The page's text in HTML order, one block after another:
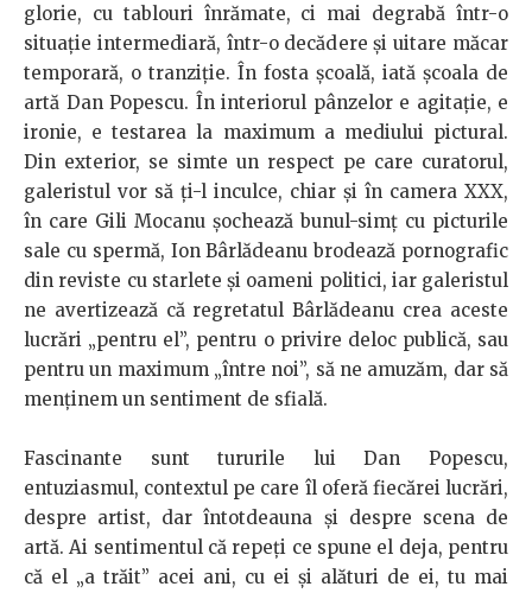
glorie, cu tablouri înrămate, ci mai degrabă într-o
situație intermediară, într-o decădere și uitare măcar
temporară, o tranziție. În fosta școală, iată școala de
artă Dan Popescu. În interiorul pânzelor e agitație, e
ironie, e testarea la maximum a mediului pictural.
Din exterior, se simte un respect pe care curatorul,
galeristul vor să ți-l inculce, chiar și în camera XXX,
în care Gili Mocanu șochează bunul-simț cu picturile
sale cu spermă, Ion Bârlădeanu brodează pornografic
din reviste cu starlete și oameni politici, iar galeristul
ne avertizează că regretatul Bârlădeanu crea aceste
lucrări „pentru el”, pentru o privire deloc publică, sau
pentru un maximum „între noi”, să ne amuzăm, dar să
menținem un sentiment de sfială.
Fascinante sunt tururile lui Dan Popescu,
entuziasmul, contextul pe care îl oferă fiecărei lucrări,
despre artist, dar întotdeauna și despre scena de
artă. Ai sentimentul că repeți ce spune el deja, pentru
că el „a trăit” acei ani, cu ei și alături de ei, tu mai